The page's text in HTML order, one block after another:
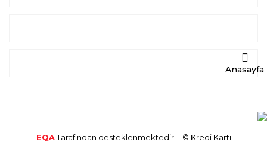
EQATarafından desteklenmektedir. - © Kredi Kartı
Anasayfa